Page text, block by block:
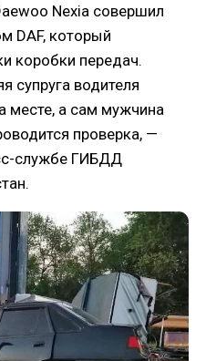
Nexia совершил
DAF, который
коробки передач.
супруга водителя
месте, а сам мужчина
проверка, —
службе ГИБДД